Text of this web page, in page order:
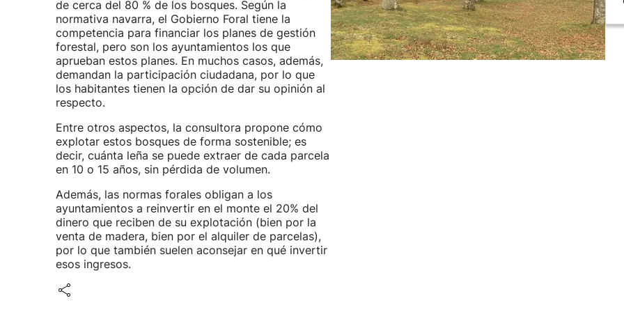
de cerca del 80 % de los bosques. Según la
normativa navarra, el Gobierno Foral tiene la
competencia para financiar los planes de gestión
forestal, pero son los ayuntamientos los que
aprueban estos planes. En muchos casos, además,
demandan la participación ciudadana, por lo que
los habitantes tienen la opción de dar su opinión al
respecto.
Entre otros aspectos, la consultora propone cómo
explotar estos bosques de forma sostenible; es
decir, cuánta leña se puede extraer de cada parcela
en 10 o 15 años, sin pérdida de volumen.
Además, las normas forales obligan a los
ayuntamientos a reinvertir en el monte el 20% del
dinero que reciben de su explotación (bien por la
venta de madera, bien por el alquiler de parcelas),
por lo que también suelen aconsejar en qué invertir
esos ingresos.